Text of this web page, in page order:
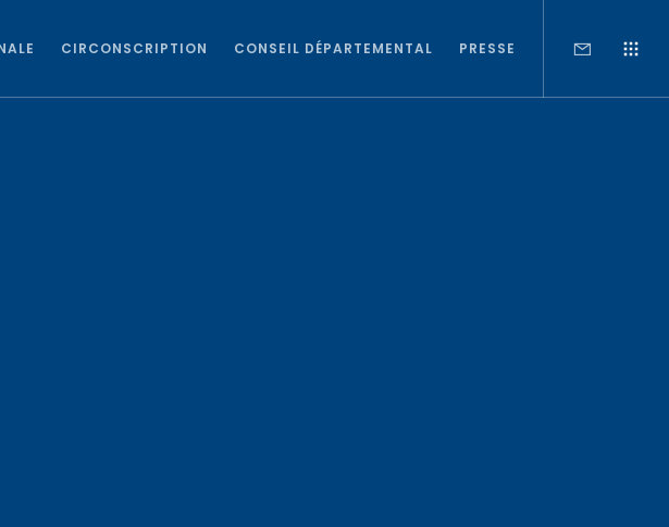
CIRCONSCRIPTION CONSEIL DÉPARTEMENTAL PRESSE